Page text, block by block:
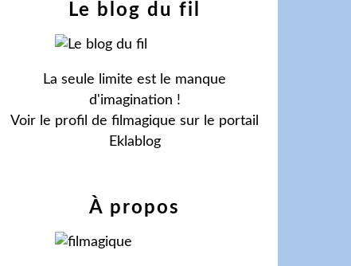
Le blog du fil
La seule limite est le manque
d'imagination !
Voir le profil de filmagique sur le portail
Eklablog
À propos